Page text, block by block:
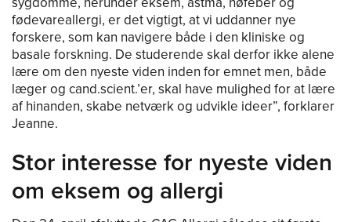
fødevareallergi, er det vigtigt, at vi uddanner nye
forskere, som kan navigere både i den kliniske og
basale forskning. De studerende skal derfor ikke alene
lære om den nyeste viden inden for emnet men, både
læger og cand.scient.’er, skal have mulighed for at lære
af hinanden, skabe netværk og udvikle ideer”, forklarer
Jeanne.
Stor interesse for nyeste viden
om eksem og allergi